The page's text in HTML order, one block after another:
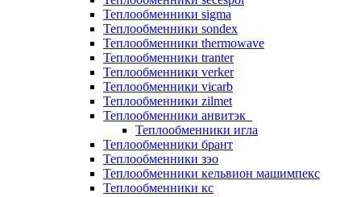
Теплообменники sigma
Теплообменники sondex
Теплообменники thermowave
Теплообменники tranter
Теплообменники verker
Теплообменники vicarb
Теплообменники zilmet
Теплообменники анвитэк
Теплообменники игла
Теплообменники брант
Теплообменники зэо
Теплообменники кельвион машимпекс
Теплообменники кс